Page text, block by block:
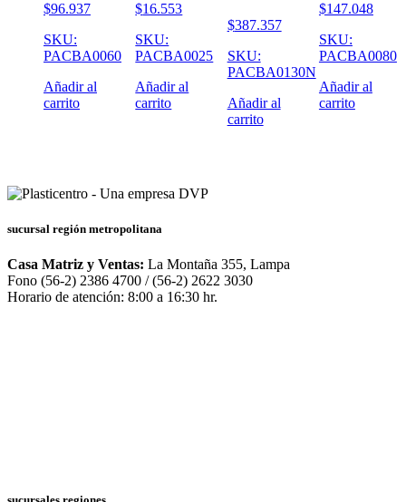
$96.937
SKU:
PACBA0060
Añadir al
carrito
$16.553
SKU:
PACBA0025
Añadir al
carrito
$387.357
SKU:
PACBA0130N
Añadir al
carrito
$147.048
SKU:
PACBA0080
Añadir al
carrito
sucursal región metropolitana
Casa Matriz y Ventas: La Montaña 355, Lampa
Fono (56-2) 2386 4700 / (56-2) 2622 3030
Horario de atención: 8:00 a 16:30 hr.